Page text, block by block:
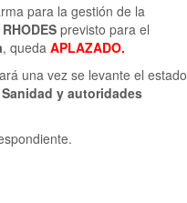
para la gestión de la
previsto para el
, queda APLAZADO.
una vez se levante el estado
y autoridades